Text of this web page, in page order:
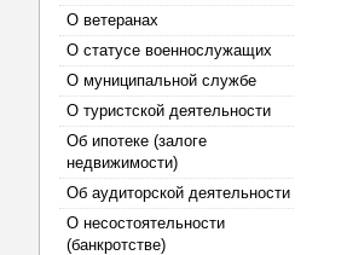
О ветеранах
О статусе военнослужащих
О муниципальной службе
О туристской деятельности
Об ипотеке (залоге
недвижимости)
Об аудиторской деятельности
О несостоятельности
(банкротстве)